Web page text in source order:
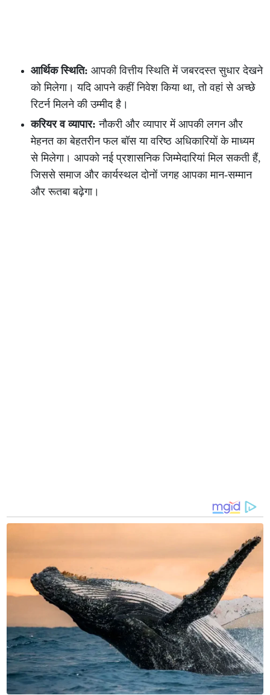
आर्थिक स्थिति: आपकी वित्तीय स्थिति में जबरदस्त सुधार देखने
को मिलेगा। यदि आपने कहीं निवेश किया था, तो वहां से अच्छे
रिटर्न मिलने की उम्मीद है।
करियर व व्यापार: नौकरी और व्यापार में आपकी लगन और
मेहनत का बेहतरीन फल बॉस या वरिष्ठ अधिकारियों के माध्यम
से मिलेगा। आपको नई प्रशासनिक जिम्मेदारियां मिल सकती हैं,
जिससे समाज और कार्यस्थल दोनों जगह आपका मान-सम्मान
और रूतबा बढ़ेगा।